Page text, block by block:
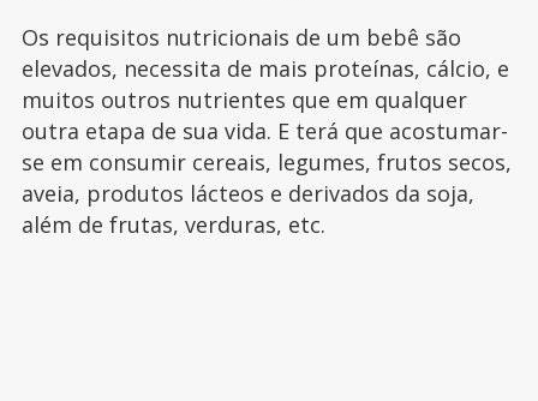
Os requisitos nutricionais de um bebê são
elevados, necessita de mais proteínas, cálcio, e
muitos outros nutrientes que em qualquer
outra etapa de sua vida. E terá que acostumar-
se em consumir cereais, legumes, frutos secos,
aveia, produtos lácteos e derivados da soja,
além de frutas, verduras, etc.